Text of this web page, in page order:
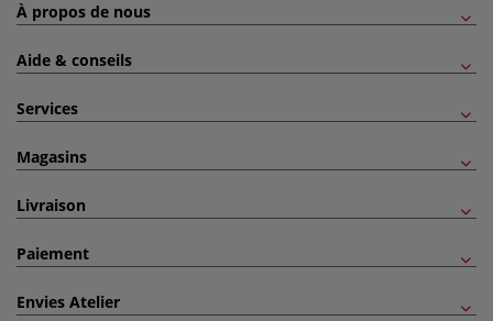
À propos de nous
Aide & conseils
Services
Magasins
Livraison
Paiement
Envies Atelier